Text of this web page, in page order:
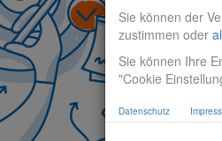
Sie können der
zustimmen oder
Sie können Ihre
"Cookie
Datenschutz